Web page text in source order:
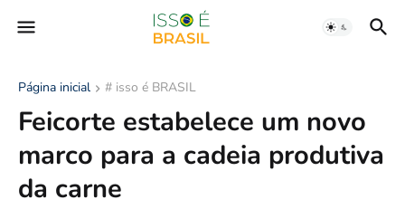
Página inicial # isso é BRASIL
Feicorte estabelece um novo
marco para a cadeia produtiva
da carne